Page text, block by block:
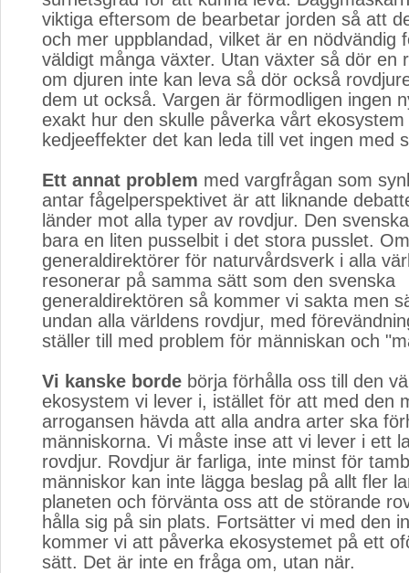
viktiga eftersom de bearbetar jorden så att
och mer uppblandad, vilket är en nödvändig
väldigt många växter. Utan växter så dör en
om djuren inte kan leva så dör också
dem ut också. Vargen är förmodligen ingen
exakt hur den skulle påverka vårt ekosystem
kedjeeffekter det kan leda till vet ingen med
Ett annat problem med vargfrågan som
antar fågelperspektivet är att liknande
länder mot alla typer av rovdjur. Den
bara en liten pusselbit i det stora pusslet.
generaldirektörer för naturvårdsverk i alla
resonerar på samma sätt som den svenska
generaldirektören så kommer vi sakta men
undan alla världens rovdjur, med
ställer till med problem för människan och
Vi kanske borde börja förhålla oss till den
ekosystem vi lever i, istället för att med den
arrogansen hävda att alla andra arter ska
människorna. Vi måste inse att vi lever i ett
rovdjur. Rovdjur är farliga, inte minst för
människor kan inte lägga beslag på allt fler
planeten och förvänta oss att de störande
hålla sig på sin plats. Fortsätter vi med den
kommer vi att påverka ekosystemet på ett
sätt. Det är inte en fråga om, utan när.